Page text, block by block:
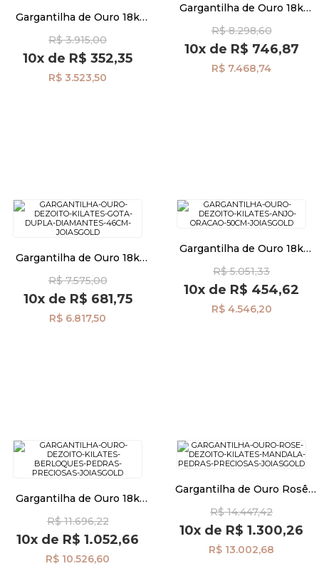
Gargantilha de Ouro 18k
Pontos ga07945
R$ 3.915,00
10x de R$ 352,35
R$ 3.523,50
Gargantilha de Ouro 18k
ga07801
R$ 8.298,60
10xde R$ 746,87
R$ 7.468,74
Gargantilha de Ouro 18k
de 46cm ga07695
R$ 7.575,00
10xde R$ 681,75
R$ 6.817,50
Gargantilha de Ouro 18k
ga06332
R$ 5.051,33
10x de R$ 454,62
R$ 4.546,20
Gargantilha de Ouro 18k
Preciosas ga06546
R$ 11.696,22
10x de R$ 1.052,66
R$ 10.526,60
Gargantilha de Ouro Rosê
Preciosas ga04701
R$ 14.447,42
10x de R$ 1.300,26
R$ 13.002,68